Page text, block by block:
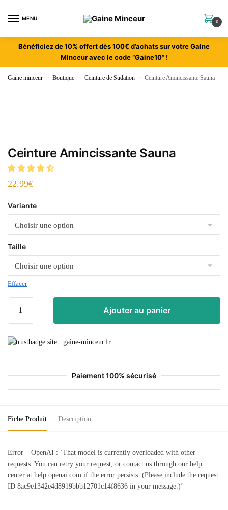
MENU
0
Bénéficiez de 10% offert dès 100€ d’achats sur votre Gaine
Minceur avec le code “Gaine10” !
Gaine minceur » Boutique » Ceinture de Sudation » Ceinture Amincissante Sauna
Ceinture Amincissante Sauna
22.99€
Variante
Taille
Effacer
Ajouter au panier
Paiement 100% sécurisé
Fiche Produit Description
Error – OpenAI : ‘That model is currently overloaded with other
requests. You can retry your request, or contact us through our help
center at help.openai.com if the error persists. (Please include the request
ID 8ac9e1342e4d8919bbb12701c14f8636 in your message.)’